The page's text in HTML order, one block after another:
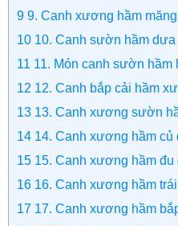
9 9. Canh xương hầm
10 10. Canh sườn hầm dưa
11 11. Món canh sườn hầm
12 12. Canh bắp cải hầm
13 13. Canh xương sườn
14 14. Canh xương hầm củ
15 15. Canh xương hầm đu
16 16. Canh xương hầm
17 17. Canh xương hầm